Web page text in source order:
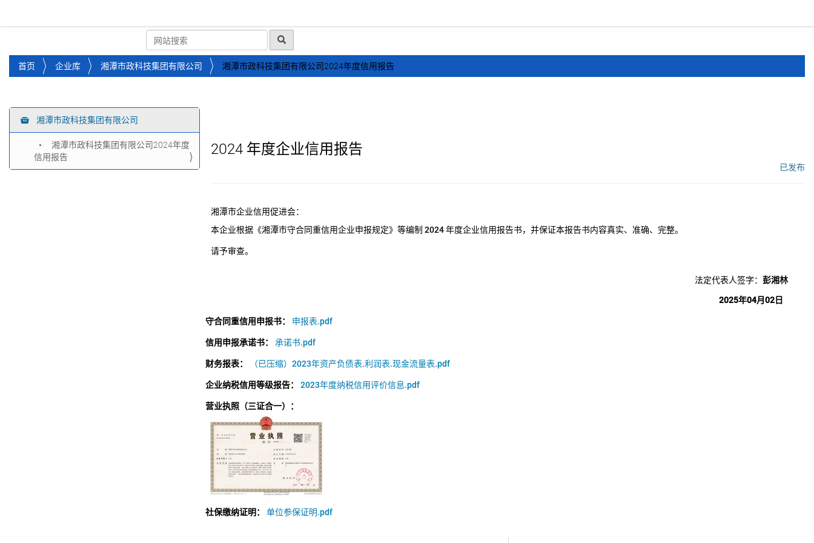
您
位
首页 企业库 湘潭市政科技集团有限公司 湘潭市政科技集团有限公司2024年度信用报告
导
航
湘潭市政科技集团有限公司
湘潭市政科技集团有限公司2024年度
信用报告
2024 年度企业信用报告
已发布
湘潭市企业信用促进会：
本企业根据《湘潭市守合同重信用企业申报规定》等编制 2024年度企业信用报告书，并保证本报告书内容真实、准确、完整。
请予审查。
法定代表人签字： 彭湘林
2025年04月02日
守合同重信用申报书：
申报表.pdf
信用申报承诺书：
承诺书.pdf
财务报表：
（已压缩）2023年资产负债表.利润表.现金流量表.pdf
企业纳税信用等级报告：
2023年度纳税信用评价信息.pdf
营业执照（三证合一）：
社保缴纳证明： 单位参保证明.pdf